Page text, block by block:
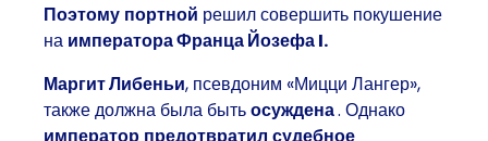
Поэтому портной решил совершить покушение
на императора Франца Йозефа I.
Маргит Либеньи, псевдоним «Мицци Лангер»,
также должна была бытьосуждена. Однако